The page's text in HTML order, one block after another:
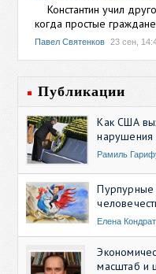
Константин учил
когда простые
Павел Святенков 23 сен,
Публикации
Как США
нарушения
Рамиль
Пурпурные
Елена
масштаб и